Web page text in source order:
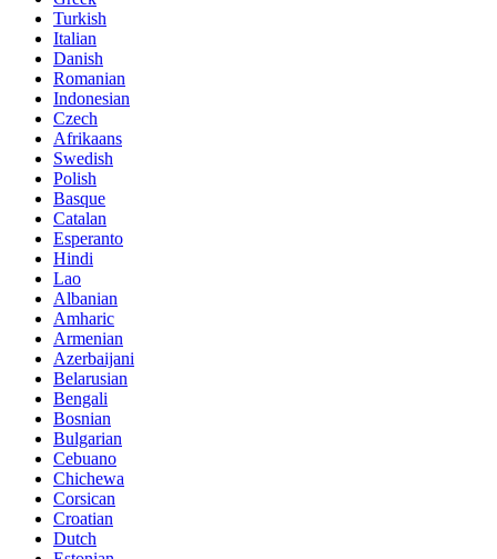
Turkish
Italian
Danish
Romanian
Indonesian
Czech
Afrikaans
Swedish
Polish
Basque
Catalan
Esperanto
Hindi
Lao
Albanian
Amharic
Armenian
Azerbaijani
Belarusian
Bengali
Bosnian
Bulgarian
Cebuano
Chichewa
Corsican
Croatian
Dutch